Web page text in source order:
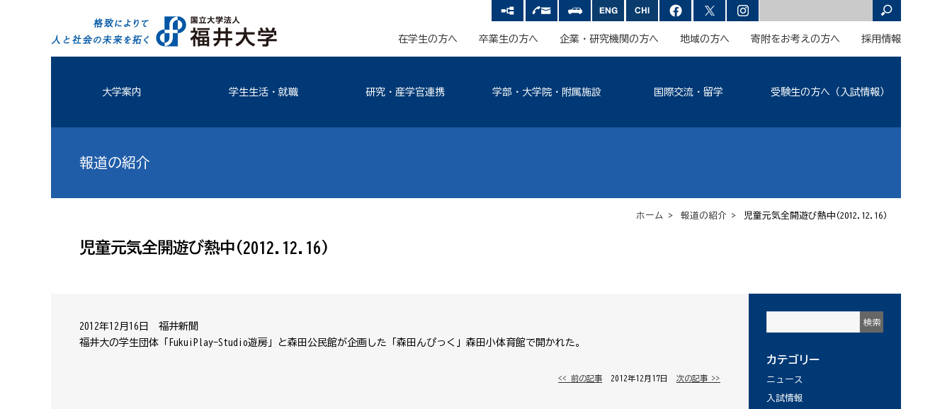
在学生の方へ 卒業生の方へ 企業・研究機関の方へ 地域の方へ 寄附をお考えの方へ 採用情報
大学案内 学生生活・就職 研究・産学官連携 学部・大学院・附属施設 国際交流・留学 受験生の方へ（入試情報）
報道の紹介
ホーム > 報道の紹介 > 児童元気全開遊び熱中(2012.12.16)
児童元気全開遊び熱中(2012.12.16)
2012年12月16日 福井新聞
福井大の学生団体「FukuiPlay-Studio遊房」と森田公民館が企画した「森田んぴっく」森田小体育館で開かれた。
<< 前の記事 │ 2012年12月17日 │ 次の記事 >>
カテゴリー
ニュース
入試情報